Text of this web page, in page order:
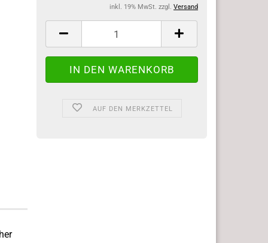
inkl. 19% MwSt. zzgl. Versand
AUF DEN MERKZETTEL